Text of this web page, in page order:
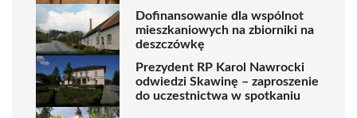
Dofinansowanie dla wspólnot
mieszkaniowych na zbiorniki na
deszczówkę
Prezydent RP Karol Nawrocki
odwiedzi Skawinę – zaproszenie
do uczestnictwa w spotkaniu